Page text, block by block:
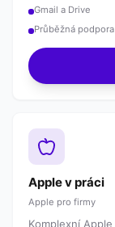
Gmail a Drive
Průběžná podpora
Apple v práci
Apple pro firmy
Komplexní